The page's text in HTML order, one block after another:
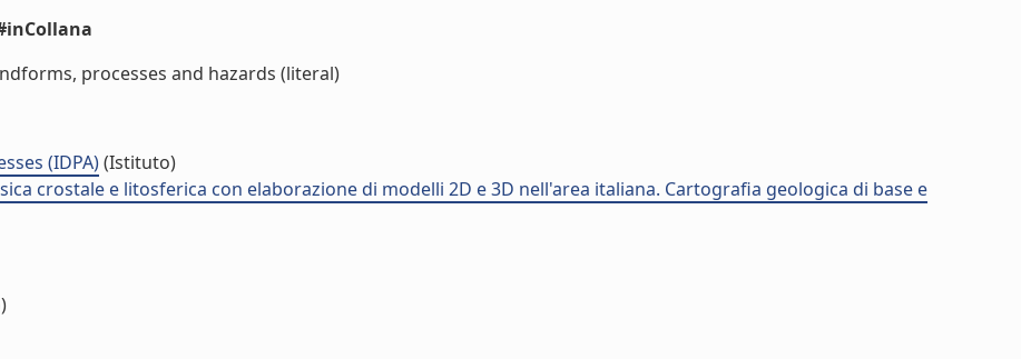
processes and hazards (literal)
(IDPA)(Istituto)
crostale e litosferica con elaborazione di modelli 2D e 3D nell'area italiana. Cartografia geologica di base e